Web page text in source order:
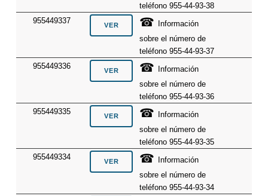
teléfono 955-44-93-38
955449337
☎ Información
sobre el número de
teléfono 955-44-93-37
955449336
☎ Información
sobre el número de
teléfono 955-44-93-36
955449335
☎ Información
sobre el número de
teléfono 955-44-93-35
955449334
☎ Información
sobre el número de
teléfono 955-44-93-34